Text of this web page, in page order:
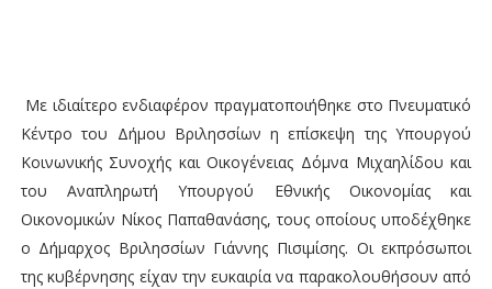
Με ιδιαίτερο ενδιαφέρον πραγματοποιήθηκε στο Πνευματικό
Κέντρο του Δήμου Βριλησσίων η επίσκεψη της Υπουργού
Κοινωνικής Συνοχής και Οικογένειας Δόμνα Μιχαηλίδου και
του Αναπληρωτή Υπουργού Εθνικής Οικονομίας και
Οικονομικών Νίκος Παπαθανάσης, τους οποίους υποδέχθηκε
ο Δήμαρχος Βριλησσίων Γιάννης Πισιμίσης. Οι εκπρόσωποι
της κυβέρνησης είχαν την ευκαιρία να παρακολουθήσουν από